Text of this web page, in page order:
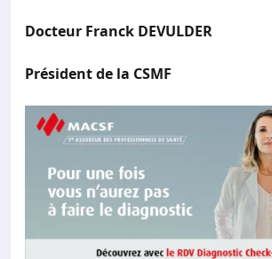
Docteur Franck DEVULDER
Président de la CSMF